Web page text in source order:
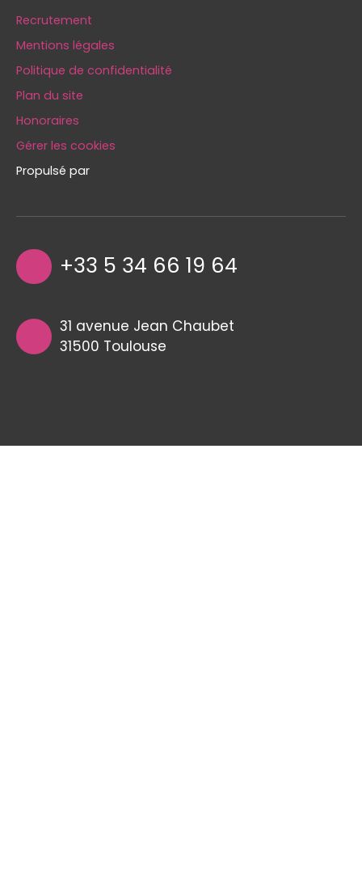
Recrutement
Mentions légales
Politique de confidentialité
Plan du site
Honoraires
Gérer les cookies
Propulsé par
+33 5 34 66 19 64
31 avenue Jean Chaubet
31500 Toulouse